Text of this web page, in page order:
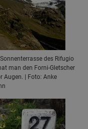
des Rifugio
man den Forni-Gletscher
Augen. | Foto: Anke